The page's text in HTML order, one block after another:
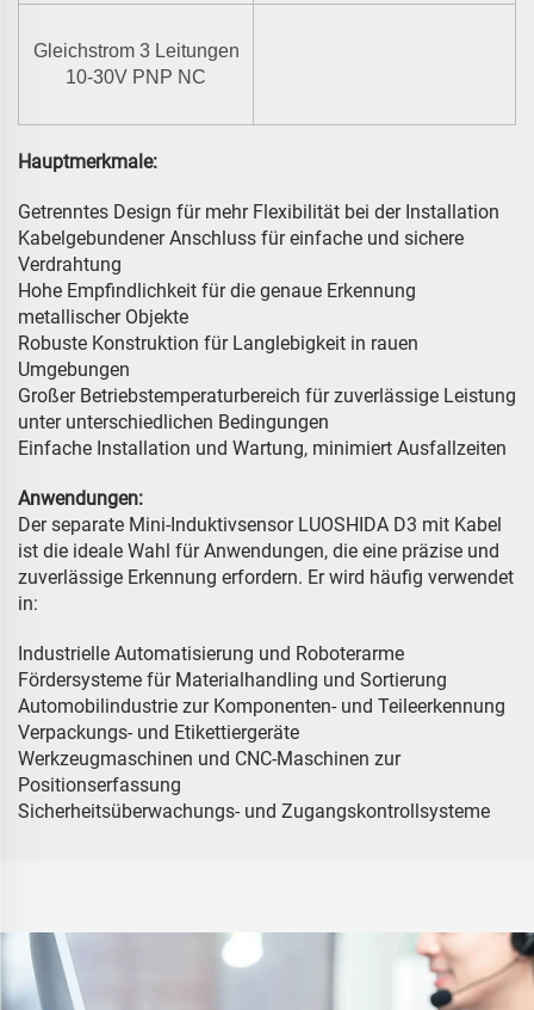
Gleichstrom 3 Leitungen
10-30V PNP NC
Hauptmerkmale:
Getrenntes Design für mehr Flexibilität bei der Installation
Kabelgebundener Anschluss für einfache und sichere
Verdrahtung
Hohe Empfindlichkeit für die genaue Erkennung
metallischer Objekte
Robuste Konstruktion für Langlebigkeit in rauen
Umgebungen
Großer Betriebstemperaturbereich für zuverlässige Leistung
unter unterschiedlichen Bedingungen
Einfache Installation und Wartung, minimiert Ausfallzeiten
Anwendungen:
Der separate Mini-Induktivsensor LUOSHIDA D3 mit Kabel
ist die ideale Wahl für Anwendungen, die eine präzise und
zuverlässige Erkennung erfordern. Er wird häufig verwendet
in:
Industrielle Automatisierung und Roboterarme
Fördersysteme für Materialhandling und Sortierung
Automobilindustrie zur Komponenten- und Teileerkennung
Verpackungs- und Etikettiergeräte
Werkzeugmaschinen und CNC-Maschinen zur
Positionserfassung
Sicherheitsüberwachungs- und Zugangskontrollsysteme